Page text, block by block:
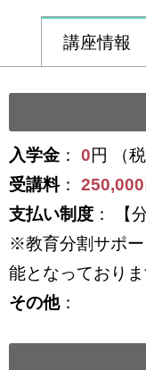
講座情報
入学金 ： 0円 （税
受講料： 250,000
支払い制度 ： 【
※教育分割サポ
能となっており
その他：